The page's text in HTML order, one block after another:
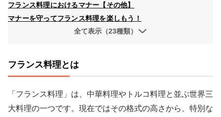
フランス料理におけるマナー【その他】
マナーを守ってフランス料理を楽しもう！
全て表示（23種類）
フランス料理とは
「フランス料理」は、中華料理やトルコ料理と並ぶ世界三
大料理の一つです。現在ではその格式の高さから、特別な